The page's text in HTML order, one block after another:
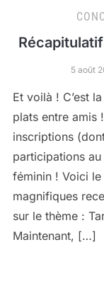
5 août
Et voilà ! C’est
plats entre amis
inscriptions
participations
féminin ! Voici
magnifiques
sur le thème :
Maintenant, […]